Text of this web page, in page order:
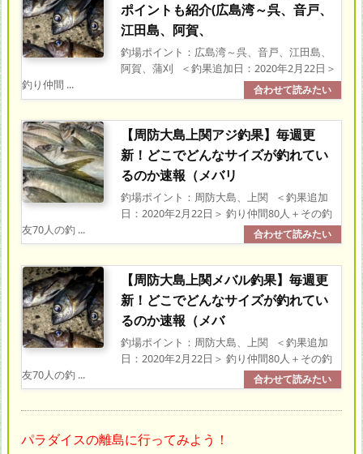
ポイントも紹介(広島湾～呉、音戸、
江田島、阿賀、
釣場ポイント：広島湾～呉、音戸、江田島、
阿賀、蒲刈 ＜釣果追加日：2020年2月22日＞
釣り仲間 ...
【周防大島上関アジ釣果】毎週更
新！どこでどんなサイズが釣れてい
るのか速報（メバリ
釣場ポイント：周防大島、上関 ＜釣果追加
日：2020年2月22日＞ 釣り仲間80人＋その釣
友70人の釣 ...
【周防大島上関メバル釣果】毎週更
新！どこでどんなサイズが釣れてい
るのか速報（メバ
釣場ポイント：周防大島、上関 ＜釣果追加
日：2020年2月22日＞ 釣り仲間80人＋その釣
友70人の釣 ...
パラダイスの離島に行ってみよう！